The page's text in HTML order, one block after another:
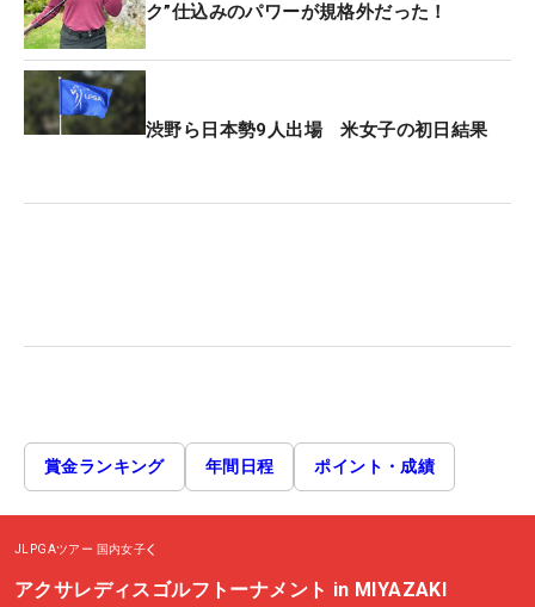
ク”仕込みのパワーが規格外だった！
渋野ら日本勢9人出場 米女子の初日結果
賞金ランキング 年間日程 ポイント・成績
JLPGAツアー 国内女子
アクサレディスゴルフトーナメント in MIYAZAKI